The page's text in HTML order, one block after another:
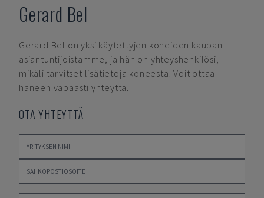
Gerard Bel
Gerard Bel on yksi käytettyjen koneiden kaupan
asiantuntijoistamme, ja hän on yhteyshenkilösi,
mikäli tarvitset lisätietoja koneesta. Voit ottaa
häneen vapaasti yhteyttä.
OTA YHTEYTTÄ